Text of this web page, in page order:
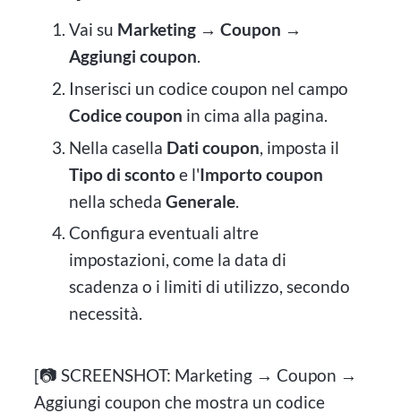
Vai su Marketing → Coupon →
Aggiungi coupon.
Inserisci un codice coupon nel campo
Codice coupon in cima alla pagina.
Nella casella Dati coupon , imposta il
Tipo di scontoe l'Importo coupon
nella scheda Generale.
Configura eventuali altre
impostazioni, come la data di
scadenza o i limiti di utilizzo, secondo
necessità.
[📷 SCREENSHOT: Marketing → Coupon →
Aggiungi coupon che mostra un codice